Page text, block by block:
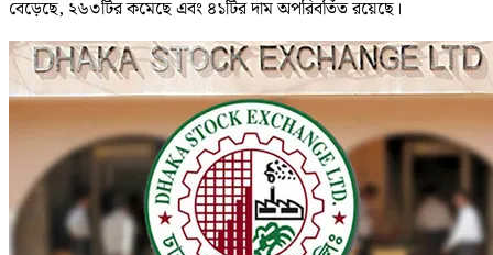
বেড়েছে, ২৬৩টির কমেছে এবং ৪১টির দাম অপরিবর্তিত রয়েছে।